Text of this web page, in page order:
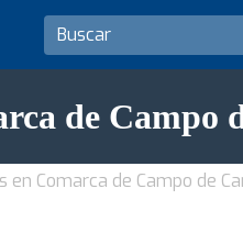
de
en Comarca de Campo de